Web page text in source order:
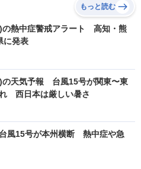
もっと読む
の熱中症警戒アラート 高知・熊
に発表
の天気予報 台風15号が関東〜東
西日本は厳しい暑さ
風15号が本州横断 熱中症や急